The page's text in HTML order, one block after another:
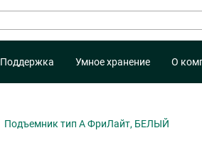
Поддержка Умное хранение О
Подъемник тип A ФриЛайт, БЕЛЫЙ